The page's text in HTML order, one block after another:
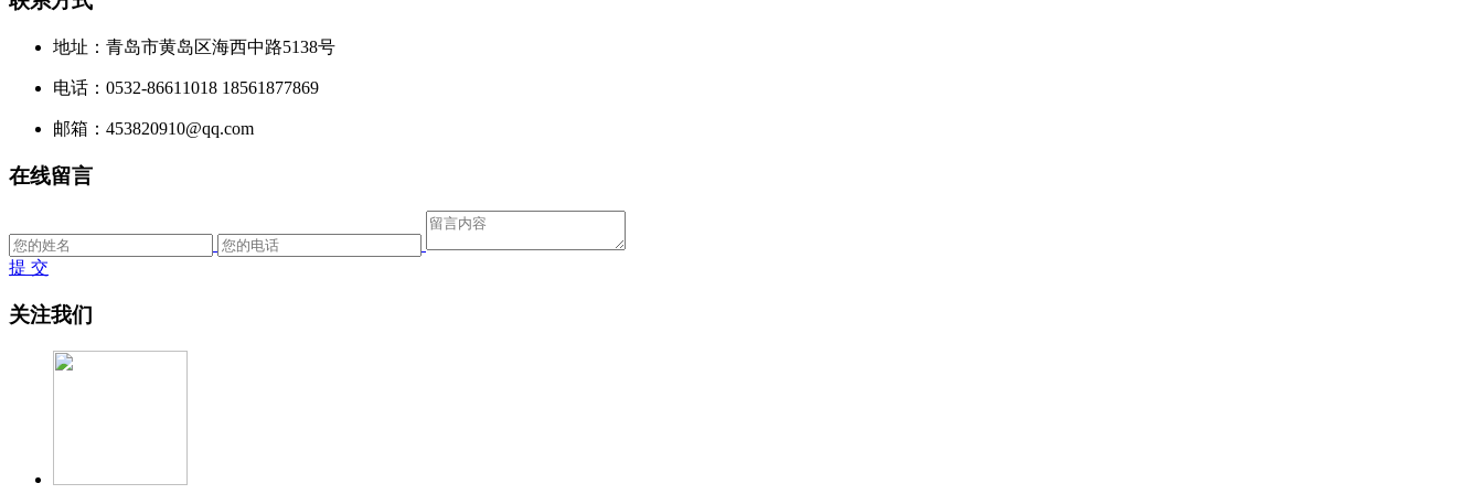
地址：青岛市黄岛区海西中路5138号
电话：0532-86611018 18561877869
邮箱：453820910@qq.com
在线留言
提 交
关注我们